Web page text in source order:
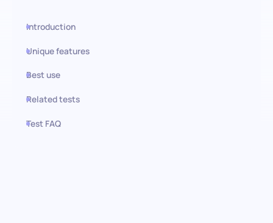
Introduction
Unique features
Best use
Related tests
Test FAQ